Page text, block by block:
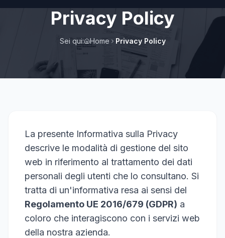
Privacy Policy
Sei qui: Home Privacy Policy
La presente Informativa sulla Privacy
descrive le modalità di gestione del sito
web in riferimento al trattamento dei dati
personali degli utenti che lo consultano. Si
tratta di un'informativa resa ai sensi del
Regolamento UE 2016/679 (GDPR) a
coloro che interagiscono con i servizi web
della nostra azienda.